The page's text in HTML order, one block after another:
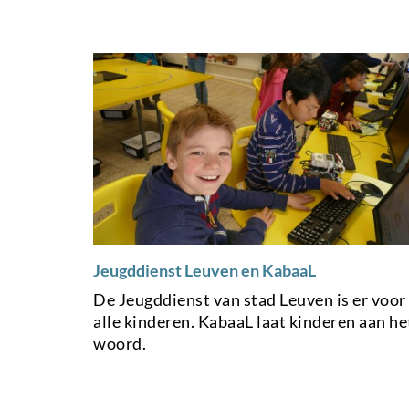
a
l
l
n
k
Jeugddienst Leuven en KabaaL
De Jeugddienst van stad Leuven is er voor
alle kinderen. KabaaL laat kinderen aan
woord.